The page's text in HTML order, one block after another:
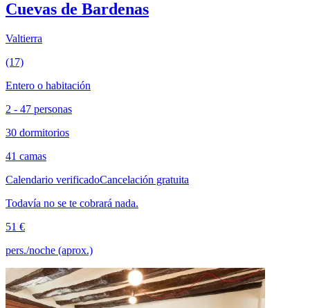
Cuevas de Bardenas
Valtierra
(17)
Entero o habitación
2 - 47 personas
30 dormitorios
41 camas
Calendario verificadoCancelación gratuita
Todavía no se te cobrará nada.
51 €
pers./noche (aprox.)